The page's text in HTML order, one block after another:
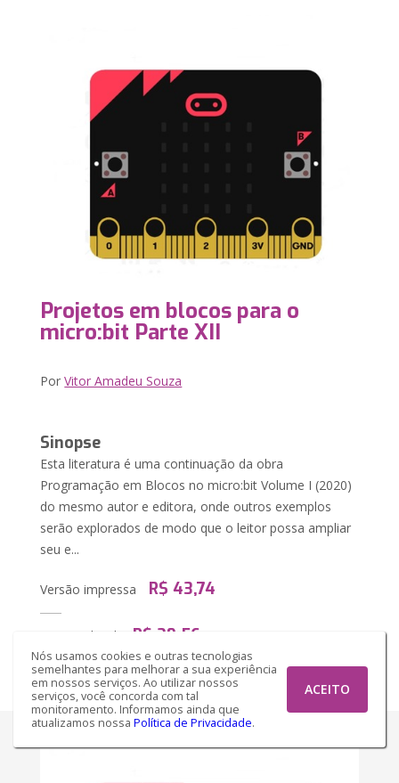
Nós usamos cookies e outras tecnologias
semelhantes para melhorar a sua experiência
em nossos serviços. Ao utilizar nossos
serviços, você concorda com tal
monitoramento. Informamos ainda que
atualizamos nossa Política de Privacidade.
ACEITO
Projetos em blocos para o
micro:bit Parte XII
PorVitor Amadeu Souza
Sinopse
Esta literatura é uma continuação da obra
Programação em Blocos no micro:bit Volume I (2020)
do mesmo autor e editora, onde outros exemplos
serão explorados de modo que o leitor possa ampliar
seu e...
Versão impressa R$ 43,74
Versão Ebook R$ 29,56
Comprar